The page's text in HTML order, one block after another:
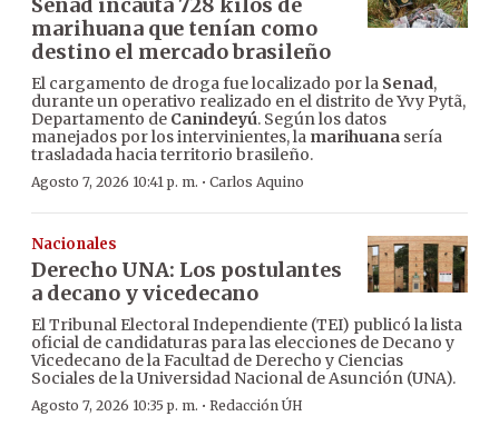
Senad incauta 728 kilos de
marihuana que tenían como
destino el mercado brasileño
El cargamento de droga fue localizado por la Senad,
durante un operativo realizado en el distrito de Yvy Pytã,
Departamento de Canindeyú. Según los datos
manejados por los intervinientes, la marihuana sería
trasladada hacia territorio brasileño.
Agosto 7, 2026 10:41 p. m. · Carlos Aquino
Nacionales
Derecho UNA: Los postulantes
a decano y vicedecano
El Tribunal Electoral Independiente (TEI) publicó la lista
oficial de candidaturas para las elecciones de Decano y
Vicedecano de la Facultad de Derecho y Ciencias
Sociales de la Universidad Nacional de Asunción (UNA).
Agosto 7, 2026 10:35 p. m. · Redacción ÚH